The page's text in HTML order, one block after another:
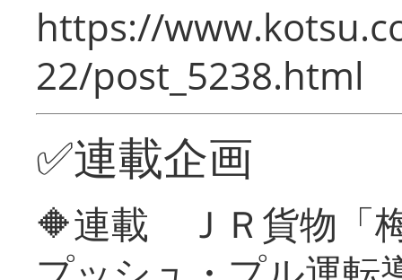
https://
22/post_5238.html
✅連載企画
🔶連載 ＪＲ貨物「